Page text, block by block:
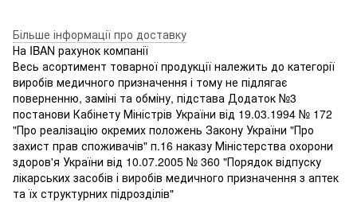
Більше інформації про доставку
На IBAN рахунок компанії
Весь асортимент товарної продукції належить до категорії
виробів медичного призначення і тому не підлягає
поверненню, заміні та обміну, підстава Додаток №3
постанови Кабінету Міністрів України від 19.03.1994 № 172
"Про реалізацію окремих положень Закону України "Про
захист прав споживачів" п.16 наказу Міністерства охорони
здоров'я України від 10.07.2005 № 360 "Порядок відпуску
лікарських засобів і виробів медичного призначення з аптек
та їх структурних підрозділів"